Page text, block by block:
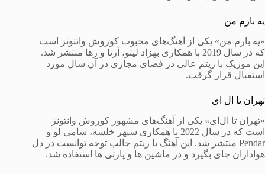
یه بارم من
«یه بارم من» یکی از آهنگ‌های محبوب کوروش وانتونز است
که در سال 2019 با همکاری بهزاد لیتو، آرتا و رها منتشر شد.
این موزیک با ریتم عالی در فضای مجازی در آن سال مورد
استقبال قرار گرفت.
تهران تا ال ای
«تهران تا ال‌ای» یکی از آهنگ‌های مشهور کوروش وانتونز
است که در سال 2022 با همکاری سپهر خلسه، سامی لو و
Pendar منتشر شد. این آهنگ با ریتم جالب توجه توانست در دل
هواداران جای بگیرد و در ماشین ها و پارتی ها استفاده شد.